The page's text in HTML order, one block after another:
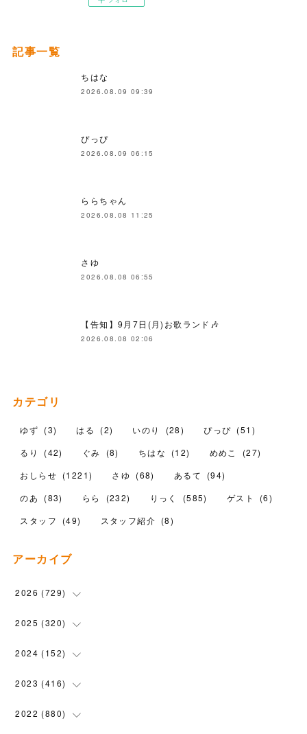
記事一覧
ちはな
2026.08.09 09:39
ぴっぴ
2026.08.09 06:15
ららちゃん
2026.08.08 11:25
さゆ
2026.08.08 06:55
【告知】9月7日(月)お歌ランド🎶
2026.08.08 02:06
カテゴリ
ゆず (3) はる (2) いのり (28) ぴっぴ (51 )
るり
(42) ぐみ (8) ちはな (12) めめこ (27)
おしらせ (1221) さゆ (68) あるて (94)
のあ
(83) らら (232) りっく (585) ゲスト (6)
スタッフ
(49) スタッフ紹介 (8)
アーカイブ
2026 (729)
(20)
(104
( 110
( 119
2025 (320)
(90)
( 100
(72)
2024 (152)
(5 )
(5)
2023 (416)
(28)
2022 (880)